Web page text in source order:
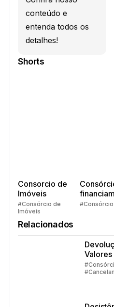
conteúdo e
entenda todos os
detalhes!
Shorts
Consorcio de
Imóveis
#Consórcio de
Imóveis
Quem
#Consórcio
Relacionados
Valores
Parte 1